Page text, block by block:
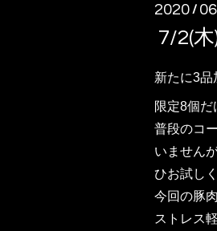
2020 / 06
7/2(
新たに3品
限定8個だ
普段のコ
いません
ひお試し
今回の豚
ストレス